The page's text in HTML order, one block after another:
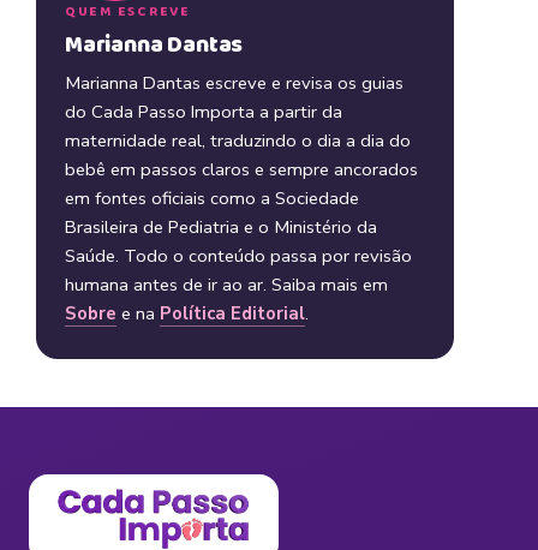
QUEM ESCREVE
Marianna Dantas
Marianna Dantas escreve e revisa os guias
do Cada Passo Importa a partir da
maternidade real, traduzindo o dia a dia do
bebê em passos claros e sempre ancorados
em fontes oficiais como a Sociedade
Brasileira de Pediatria e o Ministério da
Saúde. Todo o conteúdo passa por revisão
humana antes de ir ao ar. Saiba mais em
Sobre e na Política Editorial.